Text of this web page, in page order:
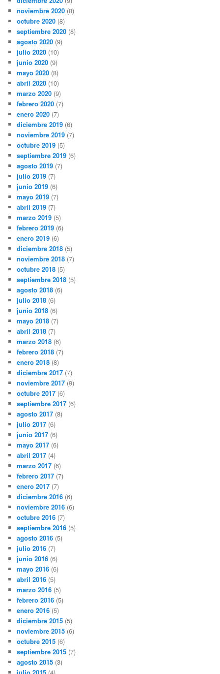
noviembre 2020 (8)
octubre 2020 (8)
septiembre 2020 (8)
agosto 2020 (9)
julio 2020 (10)
junio 2020 (9)
mayo 2020 (8)
abril 2020 (10)
marzo 2020 (9)
febrero 2020 (7)
enero 2020 (7)
diciembre 2019 (6)
noviembre 2019 (7)
octubre 2019 (5)
septiembre 2019 (6)
agosto 2019 (7)
julio 2019 (7)
junio 2019 (6)
mayo 2019 (7)
abril 2019 (7)
marzo 2019 (5)
febrero 2019 (6)
enero 2019 (6)
diciembre 2018 (5)
noviembre 2018 (7)
octubre 2018 (5)
septiembre 2018 (5)
agosto 2018 (6)
julio 2018 (6)
junio 2018 (6)
mayo 2018 (7)
abril 2018 (7)
marzo 2018 (6)
febrero 2018 (7)
enero 2018 (8)
diciembre 2017 (7)
noviembre 2017 (9)
octubre 2017 (6)
septiembre 2017 (6)
agosto 2017 (8)
julio 2017 (6)
junio 2017 (6)
mayo 2017 (6)
abril 2017 (4)
marzo 2017 (6)
febrero 2017 (7)
enero 2017 (7)
diciembre 2016 (6)
noviembre 2016 (6)
octubre 2016 (7)
septiembre 2016 (5)
agosto 2016 (5)
julio 2016 (7)
junio 2016 (6)
mayo 2016 (6)
abril 2016 (5)
marzo 2016 (5)
febrero 2016 (5)
enero 2016 (5)
diciembre 2015 (5)
noviembre 2015 (6)
octubre 2015 (6)
septiembre 2015 (7)
agosto 2015 (3)
julio 2015 (4)